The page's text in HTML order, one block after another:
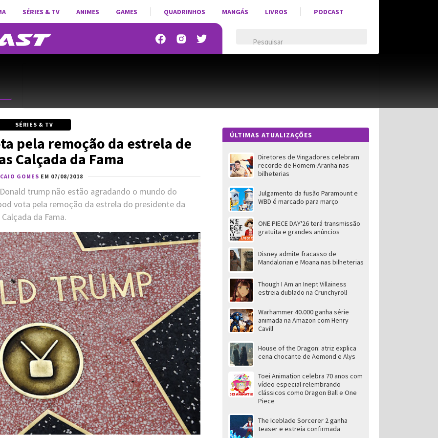
SÉRIES & TV ANIMES GAMES QUADRINHOS MANGÁS LIVROS PODCAST
SÉRIES & TV
pela remoção da estrela de
Calçada da Fama
CAIO GOMES EM 07/08/2018
trump não estão agradando o mundo do
vota pela remoção da estrela do presidente da
Calçada da Fama.
ÚLTIMAS ATUALIZAÇÕES
Diretores de Vingadores celebram
recorde de Homem-Aranha nas
bilheterias
Julgamento da fusão Paramount e
WBD é marcado para março
ONE PIECE DAY'26 terá transmissão
gratuita e grandes anúncios
Disney admite fracasso de
Mandalorian e Moana nas bilheterias
Though I Am an Inept Villainess
estreia dublado na Crunchyroll
Warhammer 40.000 ganha série
animada na Amazon com Henry
Cavill
House of the Dragon: atriz explica
cena chocante de Aemond e Alys
Toei Animation celebra 70 anos com
vídeo especial relembrando
clássicos como Dragon Ball e One
Piece
The Iceblade Sorcerer 2 ganha
teaser e estreia confirmada